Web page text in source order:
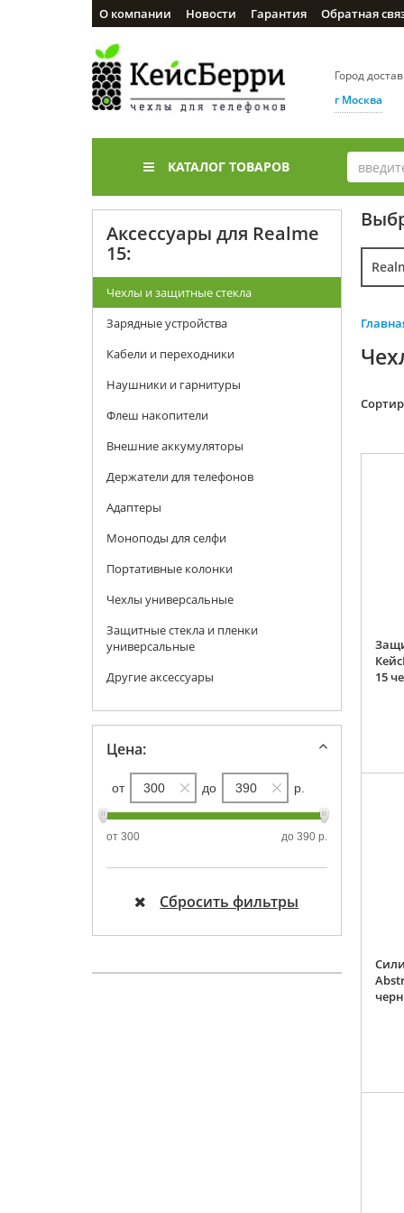
О компании Новости Гарантия Обратная
Город
г Москва
КАТАЛОГ ТОВАРОВ
Аксессуары для Realme
15:
Чехлы и защитные стекла
Зарядные устройства
Кабели и переходники
Наушники и гарнитуры
Флеш накопители
Внешние аккумуляторы
Держатели для телефонов
Адаптеры
Моноподы для селфи
Портативные колонки
Чехлы универсальные
Защитные стекла и пленки
универсальные
Другие аксессуары
Цена:
от до р.
от 300 до 390 р.
Сбросить фильтры
15